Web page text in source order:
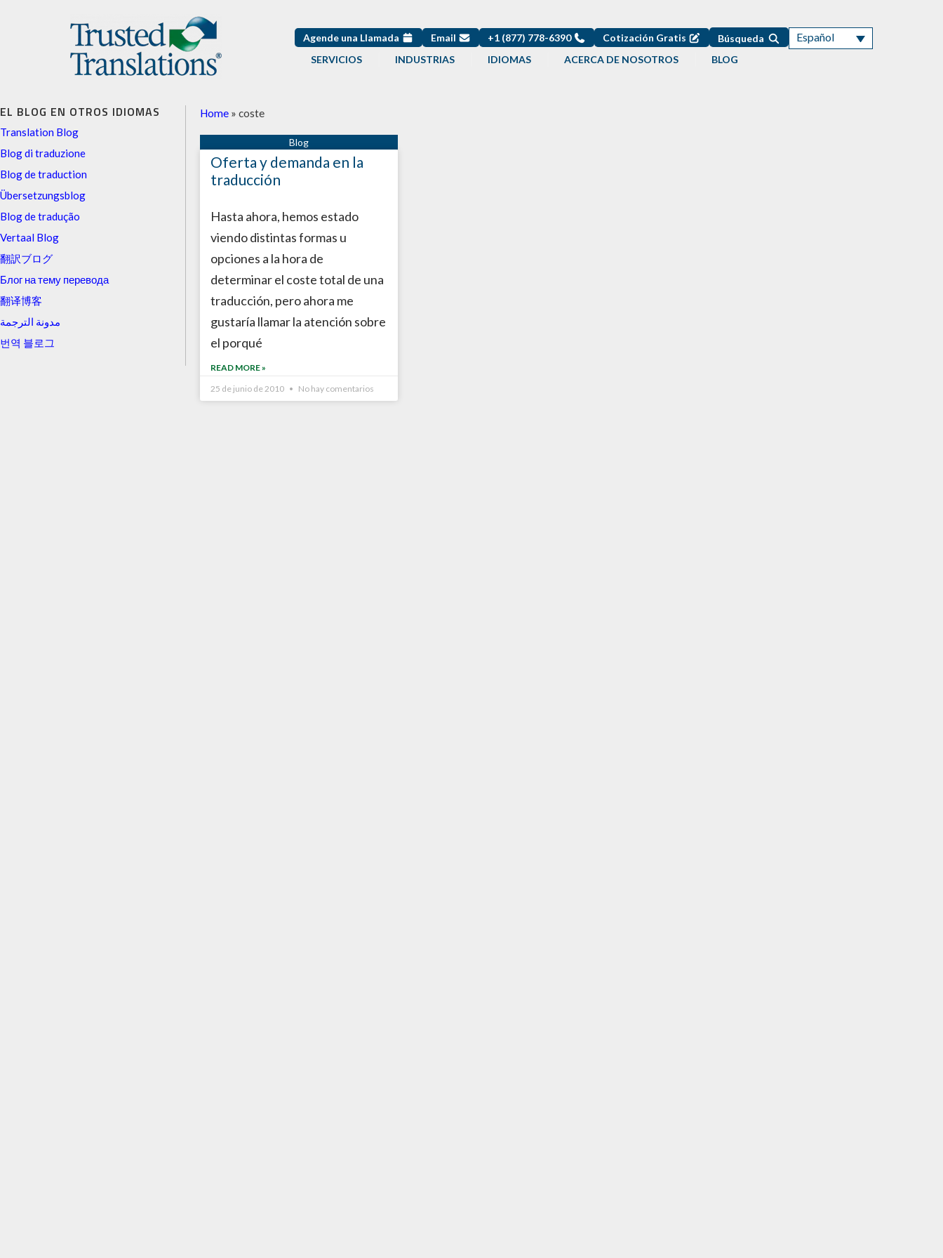
Agende una Llamada Email +1 (877) 778-6390 Cotización Gratis Búsqueda Español
SERVICIOS INDUSTRIAS IDIOMAS ACERCA DE NOSOTROS BLOG
EL BLOG EN OTROS IDIOMAS
Translation Blog
Blog di traduzione
Blog de traduction
Übersetzungsblog
Blog de tradução
Vertaal Blog
翻訳ブログ
Блог на тему перевода
翻译博客
مدونة الترجمة
번역 블로그
Home » coste
Oferta y demanda en la
traducción
Hasta ahora, hemos estado
viendo distintas formas u
opciones a la hora de
determinar el coste total de una
traducción, pero ahora me
gustaría llamar la atención sobre
el porqué
READ MORE »
25 de junio de 2010
No hay comentarios